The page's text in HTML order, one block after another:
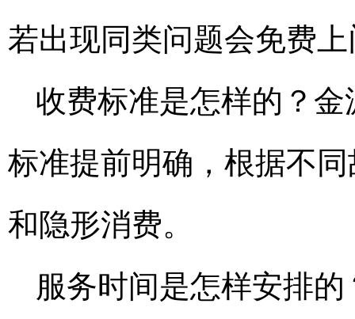
若出现同类问题会免费
收费标准是怎样的？
标准提前明确，根据不
和隐形消费。
服务时间是怎样安排